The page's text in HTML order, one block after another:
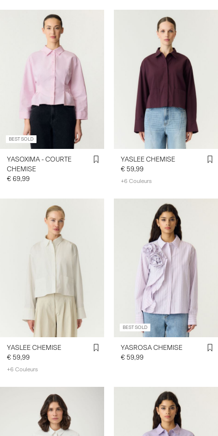
BEST SOLD
YASOXIMA - COURTE
CHEMISE
€ 69,99
YASLEE CHEMISE
€ 59,99
+6 Couleurs
YASLEE CHEMISE
€ 59,99
+6 Couleurs
BEST SOLD
YASROSA CHEMISE
€ 59,99